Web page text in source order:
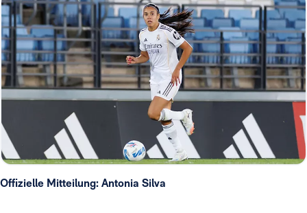
Offizielle Mitteilung: Antonia Silva